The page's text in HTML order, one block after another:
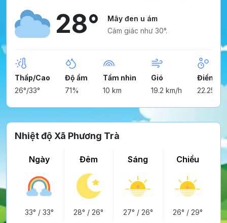
28°
Mây đen u ám
Cảm giác như 30°.
Thấp/Cao
26°/33°
Độ ẩm
71%
Tầm nhìn
10 km
Gió
19.2 km/h
Điểm
22.25°
Nhiệt độ Xã Phương Trà
Ngày
33° / 33°
Đêm
28° /26°
Sáng
27° / 26°
Chiều
26° / 29°